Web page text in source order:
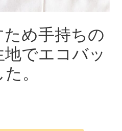
め手持ちの
でエコバッ
。